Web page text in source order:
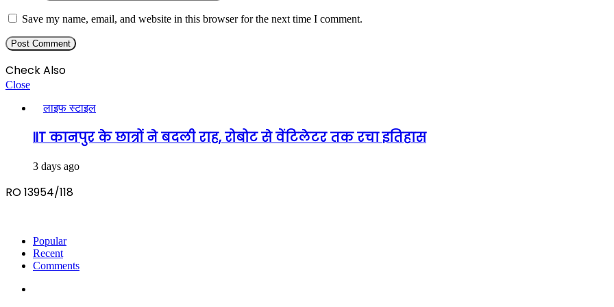
Save my name, email, and website in this browser for the next time I comment.
Check Also
Close
लाइफ स्टाइल
IIT कानपुर के छात्रों ने बदली राह, रोबोट से वेंटिलेटर तक रचा इतिहास
3 days ago
RO 13954/118
Popular
Recent
Comments